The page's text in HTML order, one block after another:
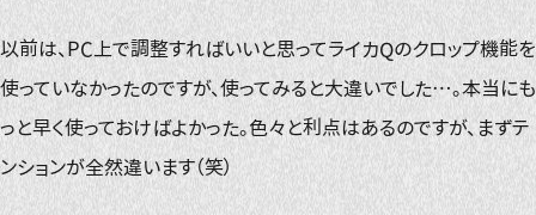
以前は、PC上で調整すればいいと思ってライカQのクロップ機能を
使っていなかったのですが、使ってみると大違いでした…。本当にも
っと早く使っておけばよかった。色々と利点はあるのですが、まずテ
ンションが全然違います（笑）